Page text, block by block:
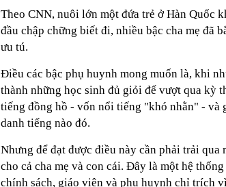
22:06
Nga được cho là có thêm "lá
có thể bị khoét sâu?
Theo CNN, nuôi lớn một đứa trẻ ở Hàn Quốc
đầu chập chững biết đi, nhiều bậc cha mẹ đã
ưu tú.
Điều các bậc phụ huynh mong muốn là, khi
thành những học sinh đủ giỏi để vượt qua kỳ
tiếng đồng hồ - vốn nổi tiếng "khó nhằn" - và
danh tiếng nào đó.
Nhưng để đạt được điều này cần phải trải
cho cả cha mẹ và con cái. Đây là một hệ
chính sách, giáo viên và phụ huynh chỉ trích